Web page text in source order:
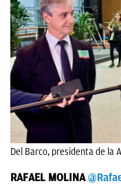
Del Barco, presidenta de la
RAFAEL MOLINA